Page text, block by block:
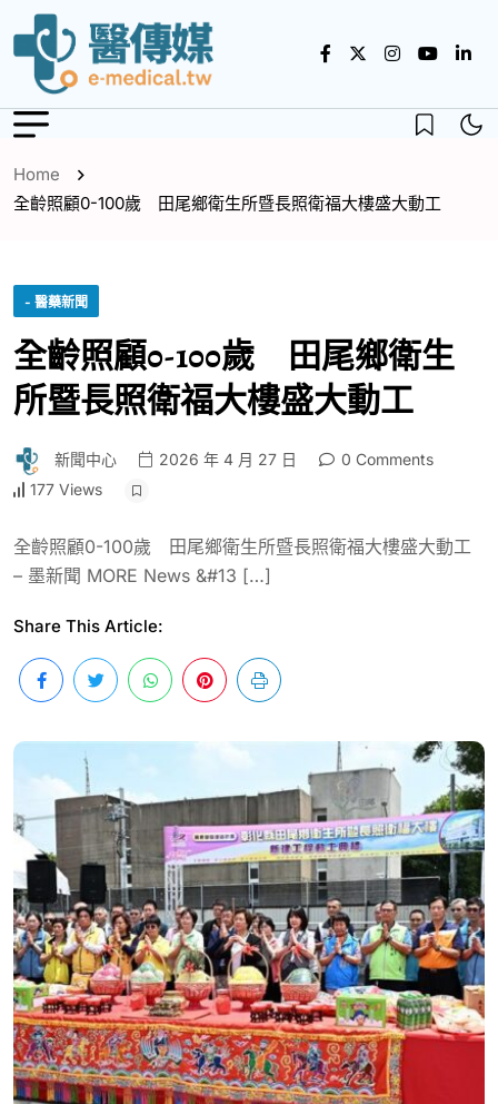
Home
全齡照顧0-100歲 田尾鄉衛生所暨長照衛福大樓盛大動工
- 醫藥新聞
全齡照顧0-100歲 田尾鄉衛生
所暨長照衛福大樓盛大動工
新聞中心 2026 年 4 月 27 日
0 Comments
177 Views
全齡照顧0-100歲 田尾鄉衛生所暨長照衛福大樓盛大動工
– 墨新聞 MORE News &#13 […]
Share This Article: